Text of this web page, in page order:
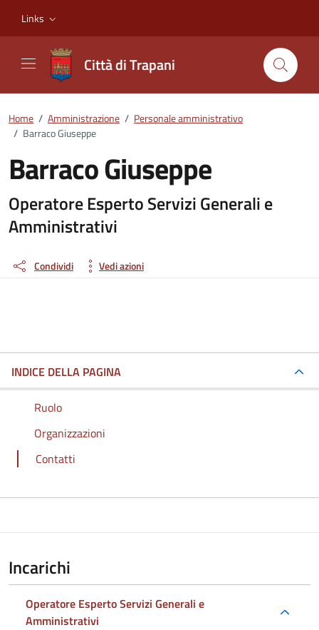
Links
Città di Trapani
Home / Amministrazione / Personale amministrativo
/ Barraco Giuseppe
Barraco Giuseppe
Dettagli della persona
Operatore Esperto Servizi Generali e
Amministrativi
Condividi Vedi azioni
INDICE DELLA PAGINA
Ruolo
Organizzazioni
Contatti
Incarichi
Operatore Esperto Servizi Generali e
Amministrativi